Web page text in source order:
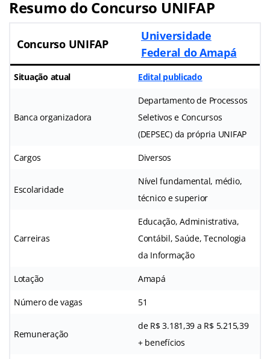
Resumo do Concurso UNIFAP
Concurso UNIFAP
Universidade
Federal do Amapá
Situação atual Edital publicado
Banca organizadora
Departamento de Processos
Seletivos e Concursos
(DEPSEC) da própria UNIFAP
Cargos Diversos
Escolaridade
Nível fundamental, médio,
técnico e superior
Carreiras
Educação, Administrativa,
Contábil, Saúde, Tecnologia
da Informação
Lotação Amapá
Número de vagas 51
Remuneração
de R$ 3.181,39 a R$ 5.215,39
+ benefícios